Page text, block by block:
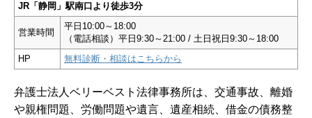
JR「静岡」駅南口より徒歩3分
営業時間
平日10:00～18:00
（電話相談）平日9:30～21:00 / 土日祝日9:30～18:00
HP
無料診断・相談はこちらから
弁護士法人ベリーベスト法律事務所は、交通事故、離婚
や親権問題、労働問題や遺言、遺産相続、借金の債務整